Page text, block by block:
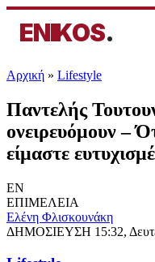
ENIKOS.
Αρχική » Lifestyle
Παντελής
ονειρευόμουν –
είμαστε
EN
ΕΠΙΜΕΛΕΙΑ
Ελένη Φλισκουνάκη
ΔΗΜΟΣΙΕΥΣΗ 15:32,